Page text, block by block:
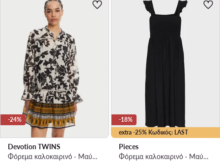
-24%
Devotion TWINS
Φόρεμα καλοκαιρινό · Μαύρο · Mini
extra -25% Κωδικός: LAST
-18%
Pieces
Φόρεμα καλοκαιρινό · Μαύρο · Midi